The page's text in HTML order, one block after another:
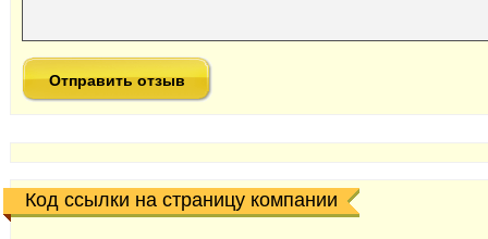
Код ссылки на страницу компании